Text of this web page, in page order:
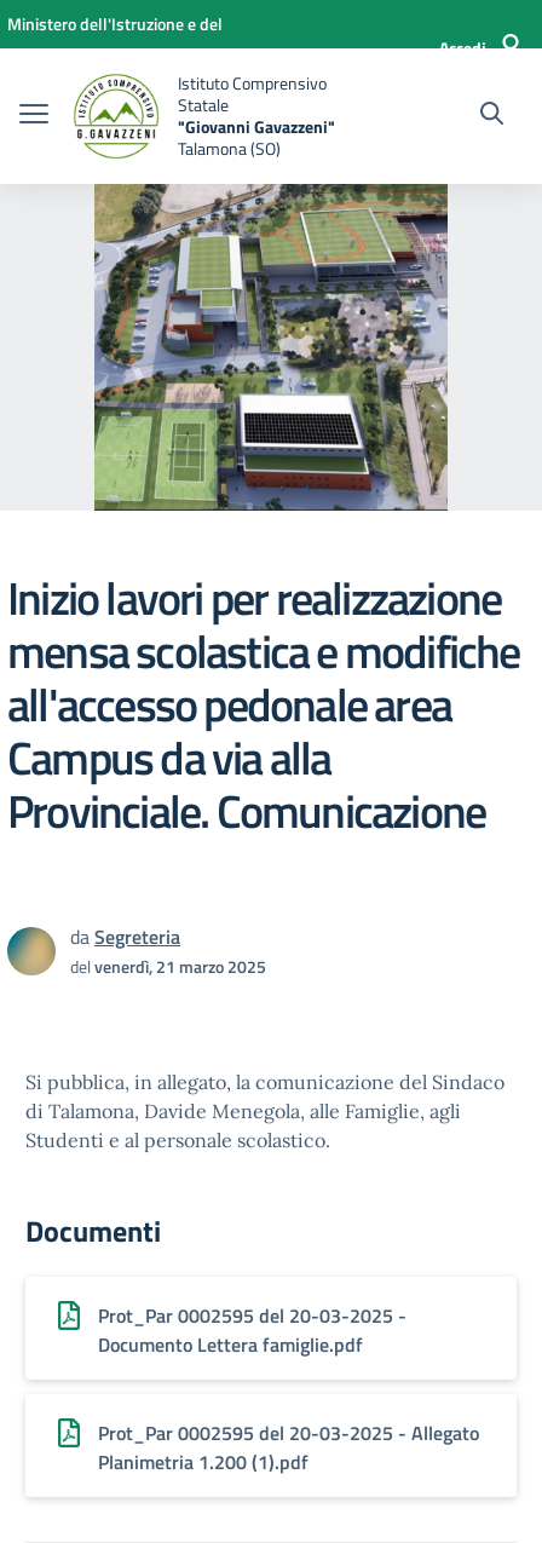
Vai ai contenuti
Vai al menu di navigazione
Vai al footer
Ministero dell'Istruzione e del
Accedi
Istituto Comprensivo
Statale
"Giovanni Gavazzeni"
Talamona (SO)
Inizio lavori per realizzazione
mensa scolastica e modifiche
all'accesso pedonale area
Campus da via alla
Provinciale. Comunicazione
daSegreteria
delvenerdì, 21 marzo 2025
Si pubblica, in allegato, la comunicazione del Sindaco
di Talamona, Davide Menegola, alle Famiglie, agli
Studenti e al personale scolastico.
Documenti
Prot_Par 0002595 del 20-03-2025 -
Documento Lettera famiglie.pdf
Prot_Par 0002595 del 20-03-2025 - Allegato
Planimetria 1.200 (1).pdf